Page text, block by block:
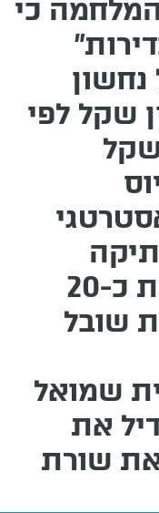
כי
מיליון שקל לפי
שמואל ברוך מגייסת כ-20
שובל
שמואל
את
שורת